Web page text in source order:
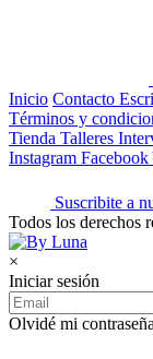
Inicio Contacto
Términos y
Tienda Talleres
Instagram Facebook
Suscribite a
Todos los derechos
×
Iniciar sesión
Olvidé mi contraseña